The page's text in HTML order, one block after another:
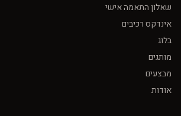
שאלון התאמה אישי
אינדקס רכיבים
בלוג
מותגים
מבצעים
אודות